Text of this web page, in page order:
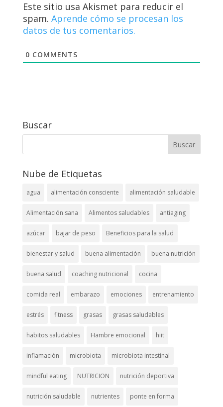
Este sitio usa Akismet para reducir el
spam. Aprende cómo se procesan los
datos de tus comentarios.
0 COMMENTS
Buscar
Nube de Etiquetas
agua alimentación consciente alimentación saludable
Alimentación sana Alimentos saludables antiaging
azúcar bajar de peso Beneficios para la salud
bienestar y salud buena alimentación buena nutrición
buena salud coaching nutricional cocina
comida real embarazo emociones entrenamiento
estrés fitness grasas grasas saludables
habitos saludables Hambre emocional hiit
inflamación microbiota microbiota intestinal
mindful eating NUTRICION nutrición deportiva
nutrición saludable nutrientes ponte en forma